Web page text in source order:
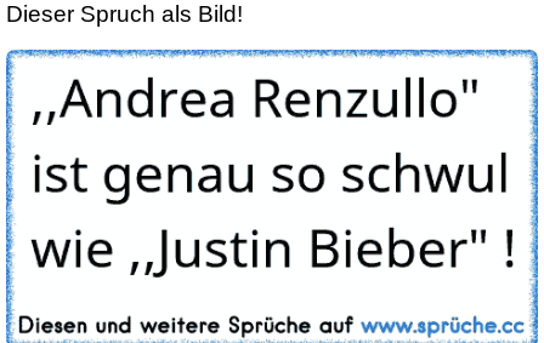
Dieser Spruch als Bild!